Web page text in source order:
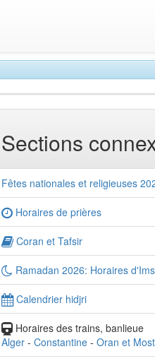
Sections
Fêtes nationales et religieuses
Horaires de prières
Coran et Tafsir
Ramadan 2026: Horaires
Calendrier hidjri
Horaires des trains, banlieue
Alger - Constantine - Oran et